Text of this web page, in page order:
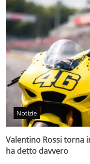
Notizie
Valentino Rossi torna
ha detto davvero